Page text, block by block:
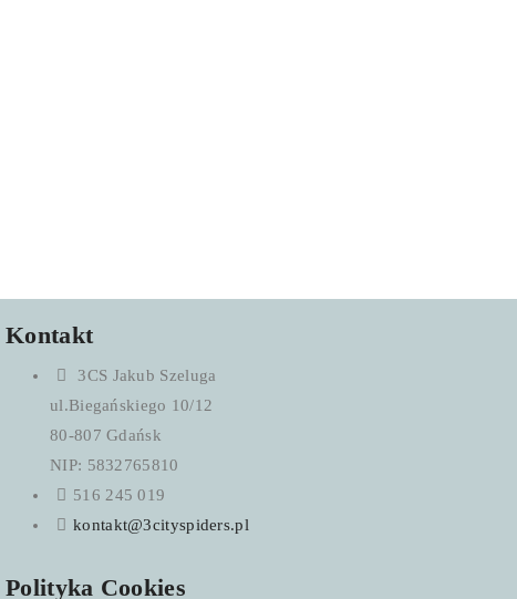
Kontakt
3CS Jakub Szeluga
ul.Biegańskiego 10/12
80-807 Gdańsk
NIP: 5832765810
516 245 019
kontakt@3cityspiders.pl
Polityka Cookies